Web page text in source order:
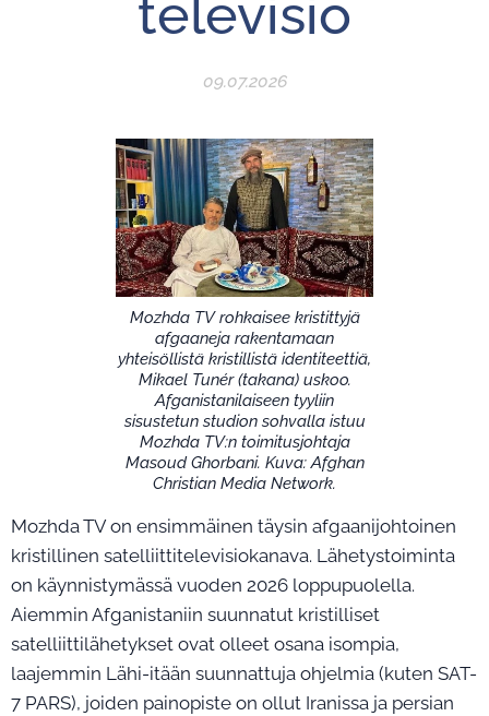
televisio
09.07.2026
Mozhda TV rohkaisee kristittyjä
afgaaneja rakentamaan
yhteisöllistä kristillistä identiteettiä,
Mikael Tunér (takana) uskoo.
Afganistanilaiseen tyyliin
sisustetun studion sohvalla istuu
Mozhda TV:n toimitusjohtaja
Masoud Ghorbani. Kuva: Afghan
Christian Media Network.
Mozhda TV on ensimmäinen täysin afgaanijohtoinen
kristillinen satelliittitelevisiokanava. Lähetystoiminta
on käynnistymässä vuoden 2026 loppupuolella.
Aiemmin Afganistaniin suunnatut kristilliset
satelliittilähetykset ovat olleet osana isompia,
laajemmin Lähi-itään suunnattuja ohjelmia (kuten SAT-
7 PARS), joiden painopiste on ollut Iranissa ja persian